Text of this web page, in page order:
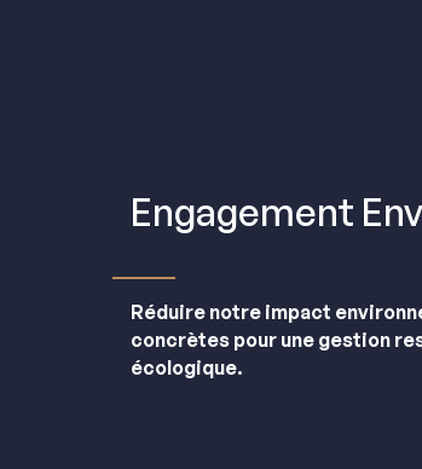
Engagement
Réduire notre impact
concrètes pour une gestion
écologique.